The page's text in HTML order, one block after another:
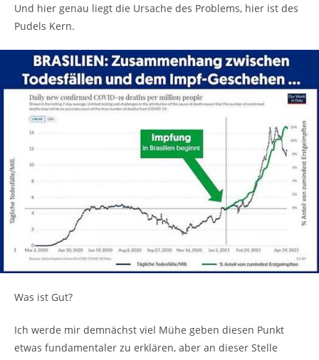
Und hier genau liegt die Ursache des Problems, hier ist des
Pudels Kern.
Was ist Gut?
Ich werde mir demnächst viel Mühe geben diesen Punkt
etwas fundamentaler zu erklären, aber an dieser Stelle